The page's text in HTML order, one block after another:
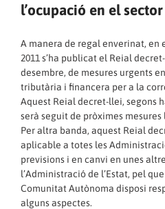
l’ocupació en el
A manera de regal enverinat, en
2011 s’ha publicat el Reial
desembre, de mesures urgents
tributària i financera per a la
Aquest Reial decret-llei, segons
serà seguit de pròximes
Per altra banda, aquest Reial
aplicable a totes les
previsions i en canvi en unes
l’Administració de l’Estat, pel
Comunitat Autònoma disposi
alguns aspectes.